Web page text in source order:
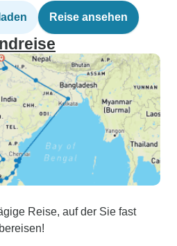
Reise ansehen
Reise, auf der Sie fast